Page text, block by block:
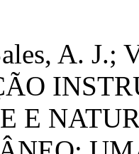
A. J.;
E